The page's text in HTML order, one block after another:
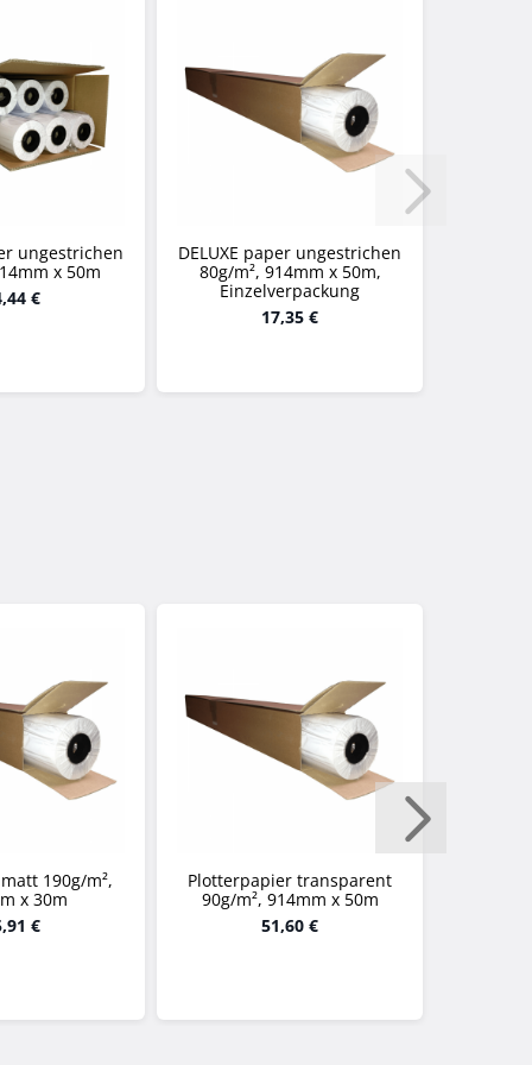
ungestrichen
x 50m
€
DELUXE paper ungestrichen
80g/m², 914mm x 50m,
Einzelverpackung
17,35 €
190g/m²,
x 30m
€
Plotterpapier transparent
90g/m², 914mm x 50m
51,60 €